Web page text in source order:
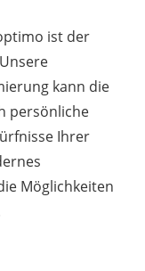
ist der
kann die
persönliche
Ihrer
Möglichkeiten